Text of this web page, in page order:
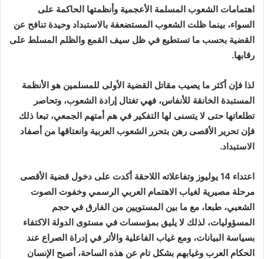
اهتمامات الشعوب المسلمة الأعجمية وأنظمتها الحاكمة على
السواء، بينما ظلت الشعوب المستضعفة بالاستبداد وحيدة تنافح عن
القضية بحسب ما تستطيع في ظل سيف القمع والظلم المسلط على
رقابها.
لذا فإن أكثر ما يصيب مقاتل القضية الأولى للمسلمين هو الأنظمة
المستبدة الخانقة للأنفاس، فهي تغتال إرادة الشعوب، وتحاصر
تطلعاتها حتى لا يتسنى لها التفكير في هم أمتهم الجمعي، تبعا ذلك
فإن تحرير الأقصى رهن بتحرر الشعوب العربية وانعتاقها من أصفاد
الاستبداد.
اعتداء 14 يوليوز وتفاعلاته اللاحقة أكدت على دخول قضية الأقصى
مرحلة مصيرية لغياب الاهتمام العربي الرسمي وخفوت الصوت
الشعبي، طبعا، مع ما بين المستويين من الفارق في حجم
المسؤوليات، لذلك لا يليق بمؤسسات في مستوى الدولة الاكتفاء
بسياسة البيانات، ومع غياب الفاعلية والأثر في إدراة الصراع عند
الحكام العرب وغيابهم بشكل تام عن هذه الساحة، أصبح الإنسان